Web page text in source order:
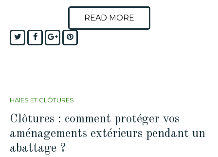
READ MORE
TwitterFacebook
Google+Pinterest
HAIES ET CLÔTURES
Clôtures : comment protéger vos
aménagements extérieurs pendant un
abattage ?